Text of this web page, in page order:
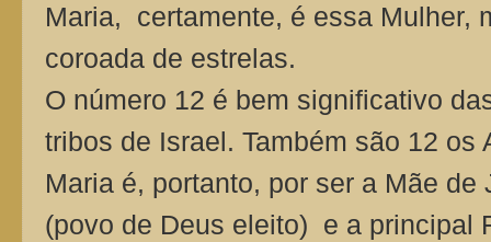
Maria, certamente, é essa Mulher,
coroada de estrelas.
O número 12 é bem significativo
tribos de Israel. Também são 12
Maria é, portanto, por ser a Mãe
(povo de Deus eleito) e a principal